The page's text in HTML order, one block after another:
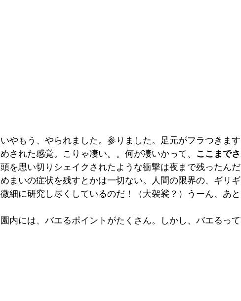
いやもう、やられました。参りました。足元がフラつきま
めされた感覚。こりゃ凄い。。何が凄いかって、 ここまで
頭を思い切りシェイクされたような衝撃は夜まで残ったん
めまいの症状を残すとかは一切ない。人間の限界の、ギリ
微細に研究し尽くしているのだ！（大袈裟？）うーん、あ
園内には、バエるポイントがたくさん。しかし、バエるって